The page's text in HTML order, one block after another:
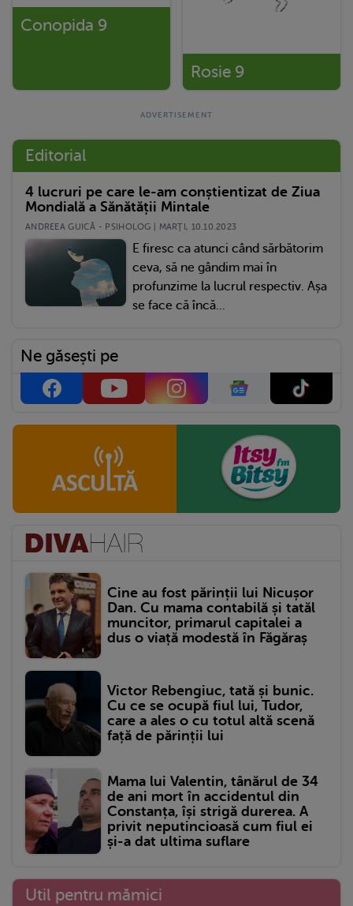
Conopida 9
Rosie 9
Editorial
4 lucruri pe care le-am conștientizat de Ziua
Mondială a Sănătății Mintale
ANDREEA GUICĂ - PSIHOLOG | MARŢI, 10.10.2023
E firesc ca atunci când sărbătorim
ceva, să ne gândim mai în
profunzime la lucrul respectiv. Așa
se face că încă...
Ne găsești pe
Cine au fost părinții lui Nicușor
Dan. Cu mama contabilă și tatăl
muncitor, primarul capitalei a
dus o viață modestă în Făgăraș
Victor Rebengiuc, tată și bunic.
Cu ce se ocupă fiul lui, Tudor,
care a ales o cu totul altă scenă
față de părinții lui
Mama lui Valentin, tânărul de 34
de ani mort în accidentul din
Constanța, își strigă durerea. A
privit neputincioasă cum fiul ei
și-a dat ultima suflare
Util pentru mămici